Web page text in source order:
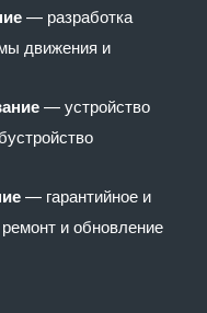
— разработка
движения и
— устройство
— гарантийное и
и обновление